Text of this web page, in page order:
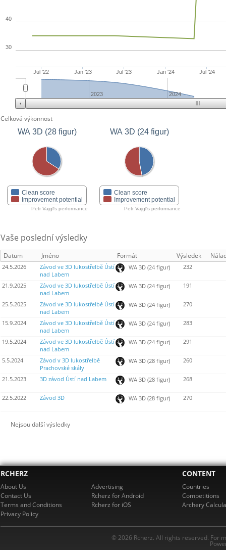
Jul '22 Jan '23 Jul '23 Jan '24 Jul '24
30
40
2023 2024
Celková výkonnost
WA 3D (28 figur)
Clean score
Improvement potential
Petr Vajgl's performance
WA 3D (24 figur)
Clean score
Improvement potential
Petr Vajgl's performance
Vaše poslední výsledky
Datum Jméno Formát Výsledek
24.5.2026
Závod ve 3D lukostřelbě Ústí
nad Labem
WA 3D (24 figur) 232
21.9.2025
Závod ve 3D lukostřelbě Ústí
nad Labem
WA 3D (24 figur) 191
25.5.2025
Závod ve 3D lukostřelbě Ústí
nad Labem
WA 3D (24 figur) 270
15.9.2024
Závod ve 3D lukostřelbě Ústí
nad Labem
WA 3D (24 figur) 283
19.5.2024
Závod ve 3D lukostřelbě Ústí
nad Labem
WA 3D (24 figur) 291
5.5.2024
Závod v 3D lukostřelbě
Prachovské skály
WA 3D (28 figur) 260
21.5.2023 3D závod Ústí nad Labem WA 3D (28 figur) 268
22.5.2022 Závod 3D WA 3D (28 figur) 270
Nejsou další výsledky
RCHERZ
About Us
Contact Us
Terms and Conditions
Privacy Policy
Advertising
Rcherz for Android
Rcherz for iOS
CONTENT
Countries
Competitions
Archery
© 2026 Rcherz. All rights reserved. For